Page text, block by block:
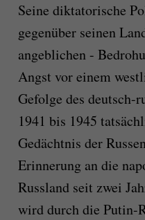
Seine diktatorische
gegenüber seinen
angeblichen -
Angst vor einem
Gefolge des deutsch-
1941 bis 1945
Gedächtnis der
Erinnerung an die
Russland seit zwei
wird durch die Putin-